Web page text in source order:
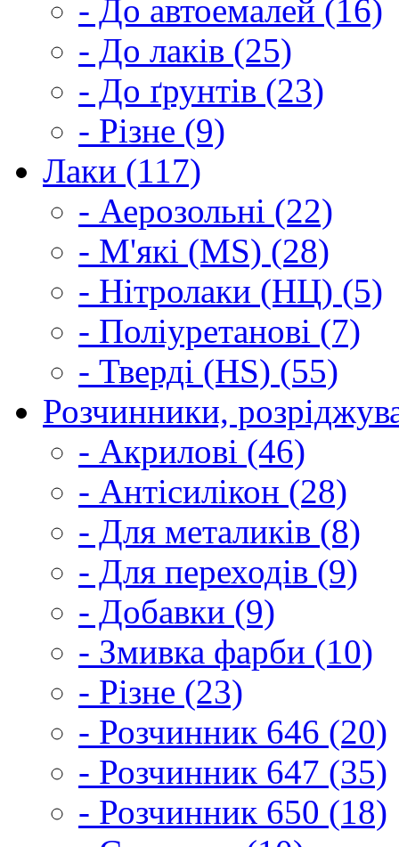
- До автоемалей (16)
- До лаків (25)
- До ґрунтів (23)
- Різне (9)
Лаки (117)
- Аерозольні (22)
- М'які (MS) (28)
- Нітролаки (НЦ) (5)
- Поліуретанові (7)
- Тверді (HS) (55)
Розчинники,
- Акрилові (46)
- Антісилікон (28)
- Для металиків (8)
- Для переходів (9)
- Добавки (9)
- Змивка фарби (10)
- Різне (23)
- Розчинник 646 (20)
- Розчинник 647 (35)
- Розчинник 650 (18)